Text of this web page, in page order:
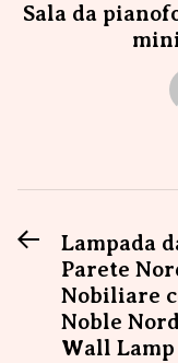
Sala da
articoli
PreviousLampada
Parete
Nobiliare
Noble
Wall Lamp